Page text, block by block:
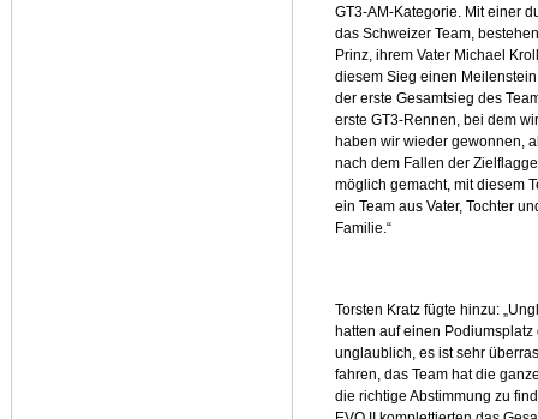
GT3-AM-Kategorie. Mit einer
das Schweizer Team,
Prinz, ihrem Vater Michael
diesem Sieg einen
der erste Gesamtsieg des
erste GT3-Rennen, bei dem
haben wir wieder gewonnen,
nach dem Fallen der
möglich gemacht, mit diesem
ein Team aus Vater, Tochter
Familie.“
Torsten Kratz fügte hinzu:
hatten auf einen
unglaublich, es ist sehr
fahren, das Team hat die
die richtige Abstimmung zu